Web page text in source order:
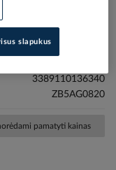
3389110136340
ZB5AG0820
pamatyti kainas
slapukus